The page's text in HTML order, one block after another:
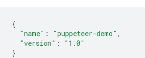
{
"name" : "puppeteer-demo" ,
"version" :
"1.0"
}